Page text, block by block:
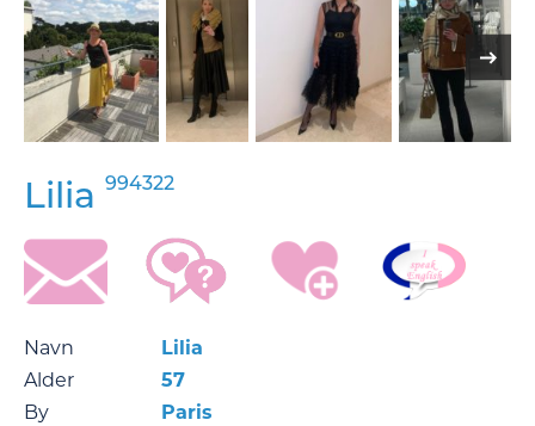
Lilia 994322
Navn
Lilia
Alder
57
By
Paris